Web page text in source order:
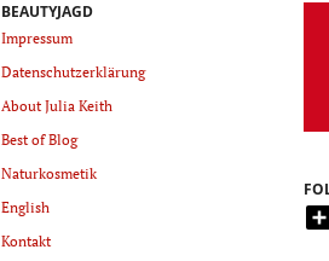
BEAUTYJAGD
Impressum
Datenschutzerklärung
About Julia Keith
Best of Blog
Naturkosmetik
English
Kontakt